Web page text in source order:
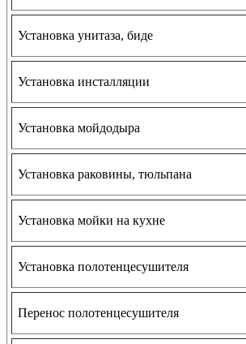
Установка унитаза, биде
Установка инсталляции
Установка мойдодыра
Установка раковины, тюльпана
Установка мойки на кухне
Установка полотенцесушителя
Перенос полотенцесушителя